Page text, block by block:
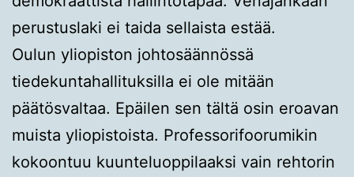
perustuslaki ei taida sellaista estää.
Oulun yliopiston johtosäännössä
tiedekuntahallituksilla ei ole mitään
päätösvaltaa. Epäilen sen tältä osin eroavan
muista yliopistoista. Professorifoorumikin
kokoontuu kuunteluoppilaaksi vain rehtorin